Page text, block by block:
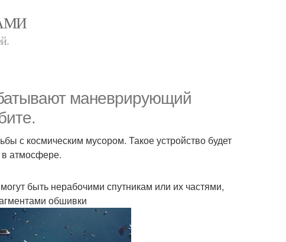
маневрирующий
с космическим мусором. Такое устройство будет
атмосфере.
быть нерабочими спутникам или их частями,
обшивки